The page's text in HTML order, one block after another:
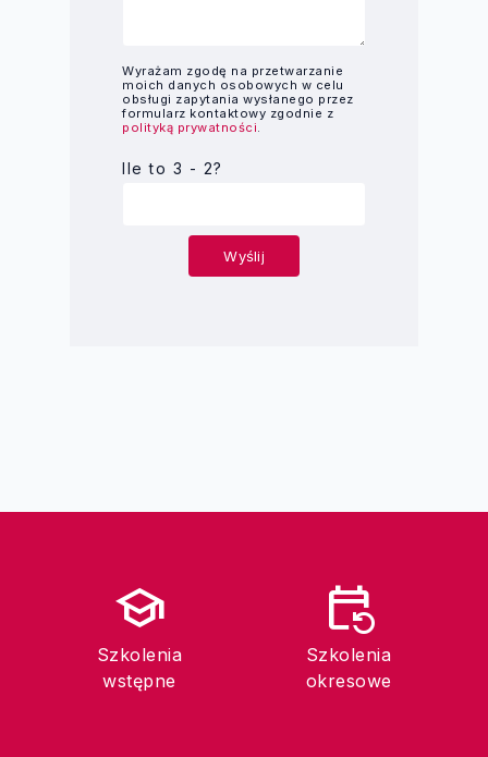
Wyrażam zgodę na przetwarzanie
moich danych osobowych w celu
obsługi zapytania wysłanego przez
formularz kontaktowy zgodnie z
polityką prywatności.
Ile to 3 - 2?
school
Szkolenia
wstępne
event_repeat
Szkolenia
okresowe